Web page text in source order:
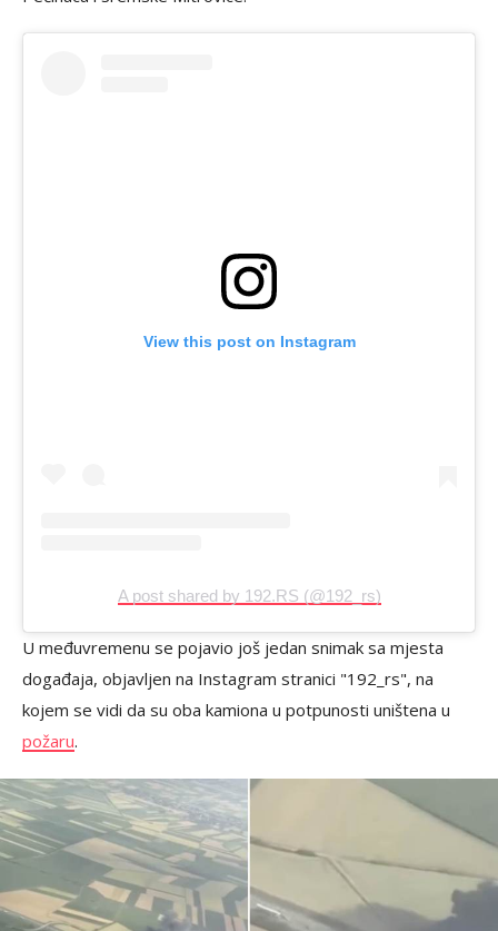
View this post on Instagram
A post shared by 192.RS (@192_rs)
U međuvremenu se pojavio još jedan snimak sa mjesta
događaja, objavljen na Instagram stranici "192_rs", na
kojem se vidi da su oba kamiona u potpunosti uništena u
požaru.